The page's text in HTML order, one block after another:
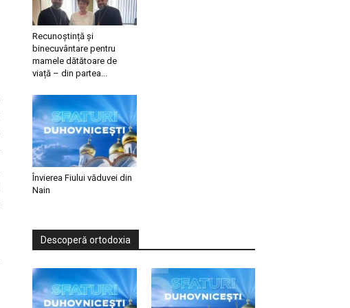
Recunoștință și
binecuvântare pentru
mamele dătătoare de
viață – din partea...
Învierea Fiului văduvei din
Nain
Descoperă ortodoxia